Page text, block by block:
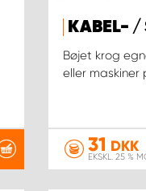
KABEL- /
Bøjet krog
eller maskiner
31 DKK
EKSKL. 25 %